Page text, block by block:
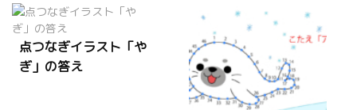
点つなぎイラスト「や
ぎ」の答え